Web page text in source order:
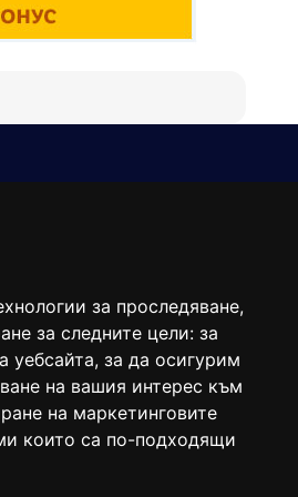
за проследяване,
за следните цели: за
уебсайта, за да осигурим
на вашия интерес към
на маркетинговите
които са по-подходящи